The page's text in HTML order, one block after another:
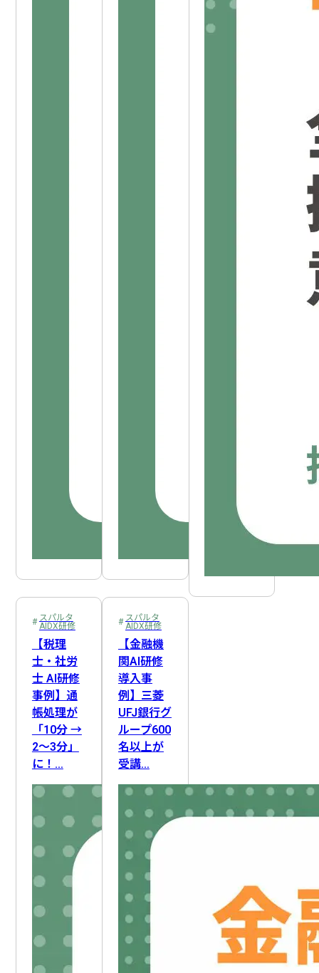
スパルタ
AIDX研修
【税理
士・社労
士 AI研修
事例】通
帳処理が
「10分 →
2〜3分」
に！…
スパルタ
AIDX研修
【金融機
関AI研修
導入事
例】三菱
UFJ銀行グ
ループ600
名以上が
受講…